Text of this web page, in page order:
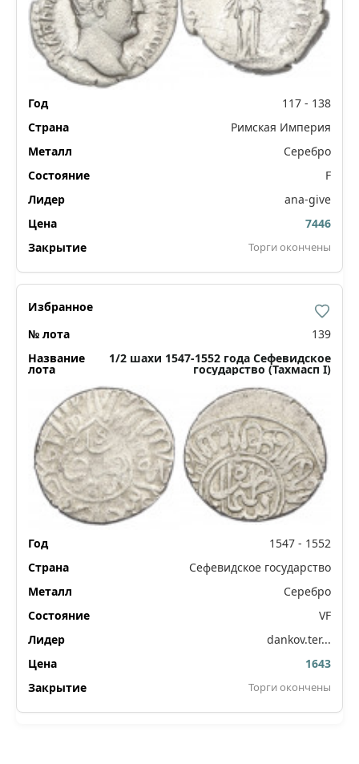
117 - 138
Римская Империя
Серебро
F
ana-give
7446
Торги окончены
139
1/2 шахи 1547-1552 года Сефевидское
государство (Тахмасп I)
1547 - 1552
Сефевидское государство
Серебро
VF
dankov.ter...
1643
Торги окончены